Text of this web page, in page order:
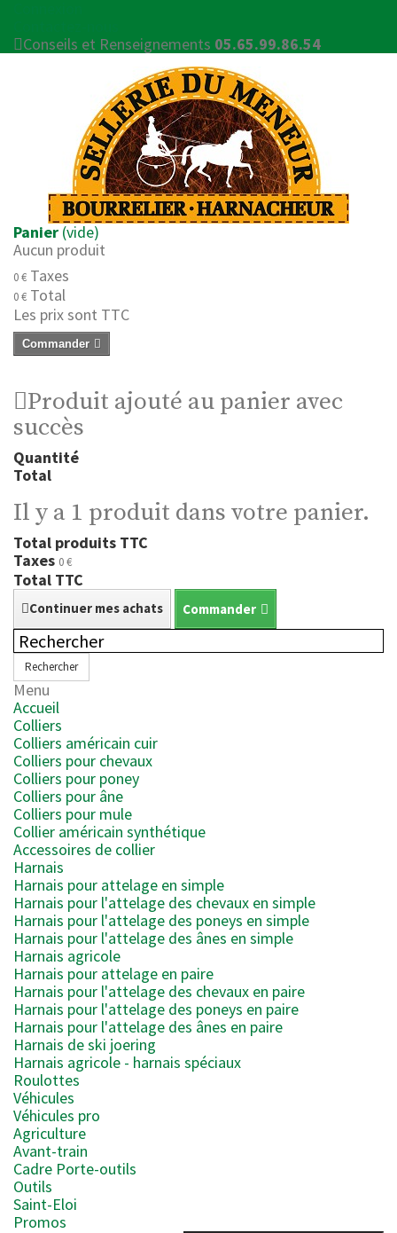
Conseils et Renseignements 05.65.99.86.54
Panier (vide)
Aucun produit
0 € Taxes
0 € Total
Les prix sont TTC
Commander
Produit ajouté au panier avec
succès
Quantité
Total
Il y a 1 produit dans votre panier.
Total produits TTC
Taxes 0 €
Total TTC
Continuer mes achats Commander
Rechercher
Menu
Accueil
Colliers
Colliers américain cuir
Colliers pour chevaux
Colliers pour poney
Colliers pour âne
Colliers pour mule
Collier américain synthétique
Accessoires de collier
Harnais
Harnais pour attelage en simple
Harnais pour l'attelage des chevaux en simple
Harnais pour l'attelage des poneys en simple
Harnais pour l'attelage des ânes en simple
Harnais agricole
Harnais pour attelage en paire
Harnais pour l'attelage des chevaux en paire
Harnais pour l'attelage des poneys en paire
Harnais pour l'attelage des ânes en paire
Harnais de ski joering
Harnais agricole - harnais spéciaux
Roulottes
Véhicules
Véhicules pro
Agriculture
Avant-train
Cadre Porte-outils
Outils
Saint-Eloi
Promos